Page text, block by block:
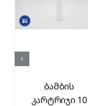
ბამბის
კარტრიჯი 10